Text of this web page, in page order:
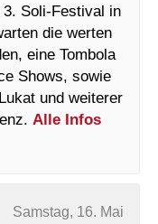
Soli-Festival in
die werten
eine Tombola
Shows, sowie
und weiterer
Alle Infos
Samstag, 16. Mai